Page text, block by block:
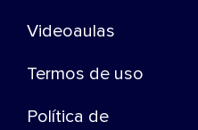
Videoaulas
Termos de uso
Política de